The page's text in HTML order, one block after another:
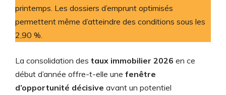
printemps. Les dossiers d’emprunt optimisés
permettent même d’atteindre des conditions sous les
2,90 %.
La consolidation des taux immobilier 2026 en ce
début d’année offre-t-elle une fenêtre
d’opportunité décisive avant un potentiel